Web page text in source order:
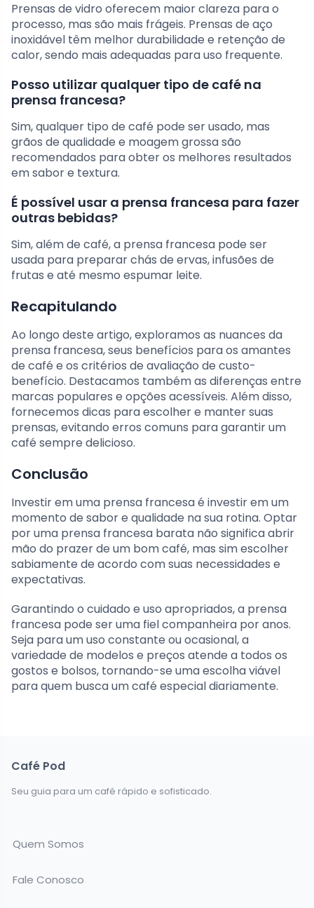
Prensas de vidro oferecem maior clareza para o
processo, mas são mais frágeis. Prensas de aço
inoxidável têm melhor durabilidade e retenção de
calor, sendo mais adequadas para uso frequente.
Posso utilizar qualquer tipo de café na
prensa francesa?
Sim, qualquer tipo de café pode ser usado, mas
grãos de qualidade e moagem grossa são
recomendados para obter os melhores resultados
em sabor e textura.
É possível usar a prensa francesa para fazer
outras bebidas?
Sim, além de café, a prensa francesa pode ser
usada para preparar chás de ervas, infusões de
frutas e até mesmo espumar leite.
Recapitulando
Ao longo deste artigo, exploramos as nuances da
prensa francesa, seus benefícios para os amantes
de café e os critérios de avaliação de custo-
benefício. Destacamos também as diferenças entre
marcas populares e opções acessíveis. Além disso,
fornecemos dicas para escolher e manter suas
prensas, evitando erros comuns para garantir um
café sempre delicioso.
Conclusão
Investir em uma prensa francesa é investir em um
momento de sabor e qualidade na sua rotina. Optar
por uma prensa francesa barata não significa abrir
mão do prazer de um bom café, mas sim escolher
sabiamente de acordo com suas necessidades e
expectativas.
Garantindo o cuidado e uso apropriados, a prensa
francesa pode ser uma fiel companheira por anos.
Seja para um uso constante ou ocasional, a
variedade de modelos e preços atende a todos os
gostos e bolsos, tornando-se uma escolha viável
para quem busca um café especial diariamente.
Café Pod
Seu guia para um café rápido e sofisticado.
Quem Somos
Fale Conosco